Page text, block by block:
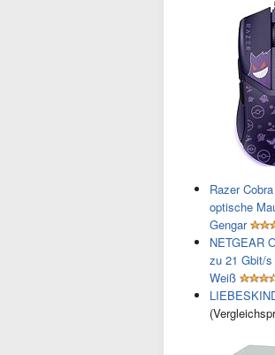
Razer
optische
Gengar
NETGEAR
zu 21 Gbit/s
Weiß